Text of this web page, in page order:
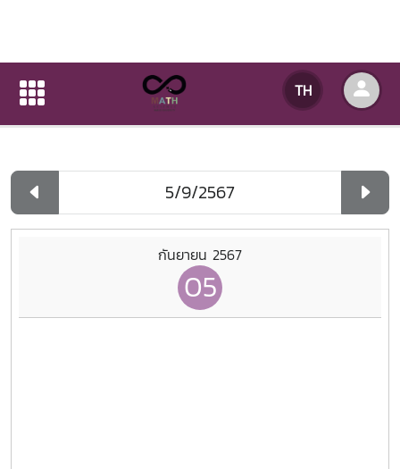
TH
ปฏิทินกิจกรรมของหน่วยงาน
ปฏิทินกิจกรรมของหน่วยงาน
กันยายน 2567
05